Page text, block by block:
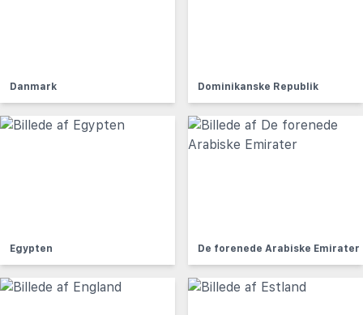
Danmark Dominikanske Republik
Egypten De forenede Arabiske Emirater